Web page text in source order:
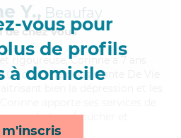
vous pour
de profils
à domicile
m'inscris
Y., Beaufay
de chez Vous
et rigoureuse, Corinne a 7 ans
un diplôme d'Assistante De Vie
rappels, lever/coucher et
livraison*